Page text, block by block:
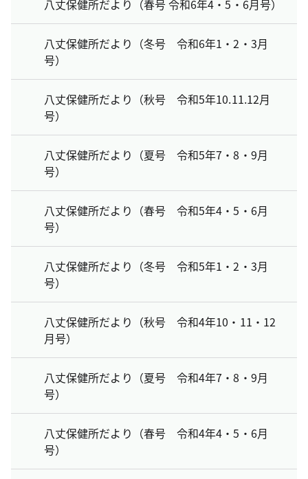
八丈保健所だより（春号 令和6年4・5・6月号）
八丈保健所だより（冬号 令和6年1・2・3月
号）
八丈保健所だより（秋号 令和5年10.11.12月
号）
八丈保健所だより（夏号 令和5年7・8・9月
号）
八丈保健所だより（春号 令和5年4・5・6月
号）
八丈保健所だより（冬号 令和5年1・2・3月
号）
八丈保健所だより（秋号 令和4年10・11・12
月号）
八丈保健所だより（夏号 令和4年7・8・9月
号）
八丈保健所だより（春号 令和4年4・5・6月
号）